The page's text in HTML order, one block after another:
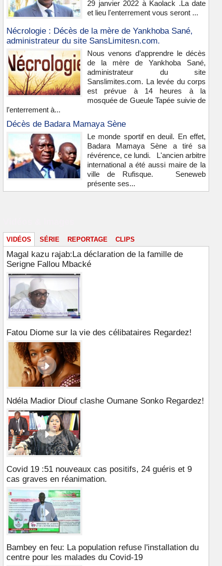
29 janvier 2022 à Kaolack .La date
et lieu l'enterrement vous seront ...
Nécrologie : Décès de la mère de Yankhoba Sané,
administrateur du site SansLimitesn.com.
Nous venons d’apprendre le décès
de la mère de Yankhoba Sané,
administrateur du site
Sanslimites.com. La levée du corps
est prévue à 14 heures à la
mosquée de Gueule Tapée suivie de
l’enterrement à...
Décès de Badara Mamaya Sène
Le monde sportif en deuil. En effet,
Badara Mamaya Sène a tiré sa
révérence, ce lundi. L'ancien arbitre
international a été aussi maire de la
ville de Rufisque. Seneweb
présente ses...
VIDÉOS SÉRIE REPORTAGE CLIPS
Magal kazu rajab:La déclaration de la famille de
Serigne Fallou Mbacké
Fatou Diome sur la vie des célibataires Regardez!
Ndéla Madior Diouf clashe Oumane Sonko Regardez!
Covid 19 :51 nouveaux cas positifs, 24 guéris et 9
cas graves en réanimation.
Bambey en feu: La population refuse l'installation du
centre pour les malades du Covid-19